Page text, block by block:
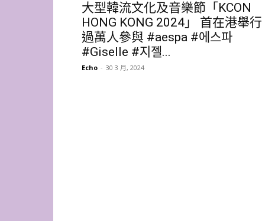
大型韓流文化及音樂節「KCON
HONG KONG 2024」 首在港舉行
過萬人參與 #aespa #에스파
#Giselle #지젤...
Echo - 30 3 月, 2024